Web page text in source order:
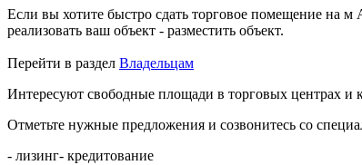
Если вы хотите быстро сдать торговое помещение на
реализовать ваш объект - разместить объект.
Перейти в раздел Владельцам
Интересуют свободные площади в торговых центрах и
Отметьте нужные предложения и созвонитесь со
- лизинг- кредитование